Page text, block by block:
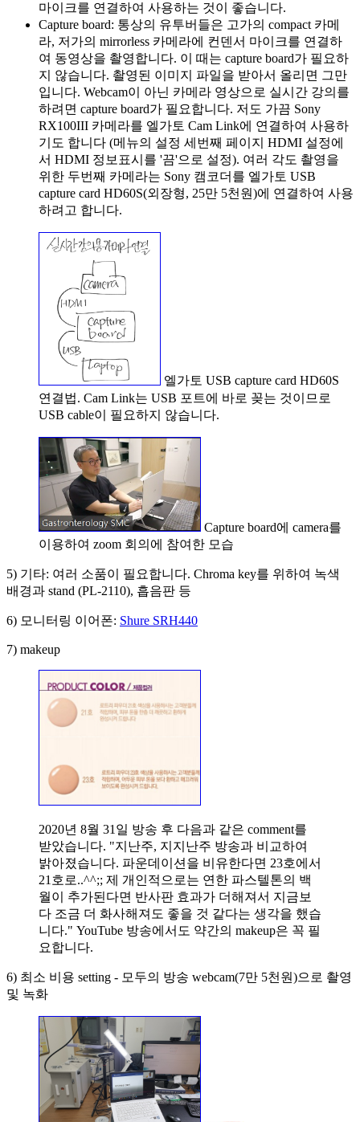
마이크를 연결하여 사용하는 것이 좋습니다.
Capture board: 통상의 유투버들은 고가의 compact 카메
라, 저가의 mirrorless 카메라에 컨덴서 마이크를 연결하
여 동영상을 촬영합니다. 이 때는 capture board가 필요하
지 않습니다. 촬영된 이미지 파일을 받아서 올리면 그만
입니다. Webcam이 아닌 카메라 영상으로 실시간 강의를
하려면 capture board가 필요합니다. 저도 가끔 Sony
RX100III 카메라를 엘가토 Cam Link에 연결하여 사용하
기도 합니다 (메뉴의 설정 세번째 페이지 HDMI 설정에
서 HDMI 정보표시를 '끔'으로 설정). 여러 각도 촬영을
위한 두번째 카메라는 Sony 캠코더를 엘가토 USB
capture card HD60S(외장형, 25만 5천원)에 연결하여 사용
하려고 합니다.
엘가토 USB capture card HD60S
연결법. Cam Link는 USB 포트에 바로 꽂는 것이므로
USB cable이 필요하지 않습니다.
Capture board에 camera를
이용하여 zoom 회의에 참여한 모습
5) 기타: 여러 소품이 필요합니다. Chroma key를 위하여 녹색
배경과 stand (PL-2110), 흡음판 등
6) 모니터링 이어폰: Shure SRH440
7) makeup
2020년 8월 31일 방송 후 다음과 같은 comment를
받았습니다. "지난주, 지지난주 방송과 비교하여
밝아졌습니다. 파운데이션을 비유한다면 23호에서
21호로..^^;; 제 개인적으로는 연한 파스텔톤의 백
월이 추가된다면 반사판 효과가 더해져서 지금보
다 조금 더 화사해져도 좋을 것 같다는 생각을 했습
니다." YouTube 방송에서도 약간의 makeup은 꼭 필
요합니다.
6) 최소 비용 setting - 모두의 방송 webcam(7만 5천원)으로 촬영
및 녹화